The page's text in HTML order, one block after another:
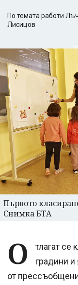
По темата работи
Лисицов
Първото
Снимка БТА
О
тлагат се
градини
от